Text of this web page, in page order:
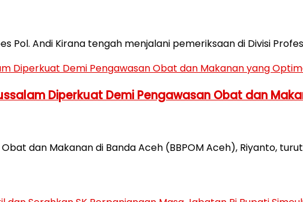
Pol. Andi Kirana tengah menjalani pemeriksaan di Divisi
Diperkuat Demi Pengawasan Obat dan
dan Makanan di Banda Aceh (BBPOM Aceh), Riyanto,